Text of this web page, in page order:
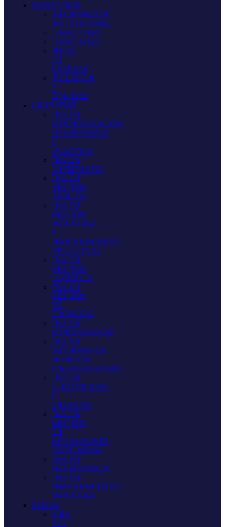
NOSOTROS
INFORMACIÓN
INSTITUCIONAL
DIRECTORIO
DIRECTIVOS
JEFES
DE
CARRERA
INCLUSIÓN
Y
EQUIDAD
CARRERAS
TNS EN
AUTOMATIZACIÓN,
MECATRÓNICA
Y
ROBÓTICA
TNS EN
ENFERMERÍA
TNS EN
GESTIÓN
PÚBLICA
TNS EN
GESTIÓN
INDUSTRIAL
Y
MANTENIMIENTO
PREDICTIVO
TNS EN
GESTIÓN
LOGÍSTICA
TNS EN
GESTIÓN
DE
EMPRESAS
TNS EN
CONSTRUCCIÓN
TNS EN
INFORMATICA
MENCIÓN
CIBERSEGURIDAD
TNS EN
ELECTRICIDAD
Y
ENERGÍAS
TNS EN
GESTIÓN
EN
OPERACIONES
PORTUARIAS
TNS EN
MECATRÓNICA
TNS EN
MANTENIMIENTO
INDUSTRIAL
SEDES
VIÑA
DEL